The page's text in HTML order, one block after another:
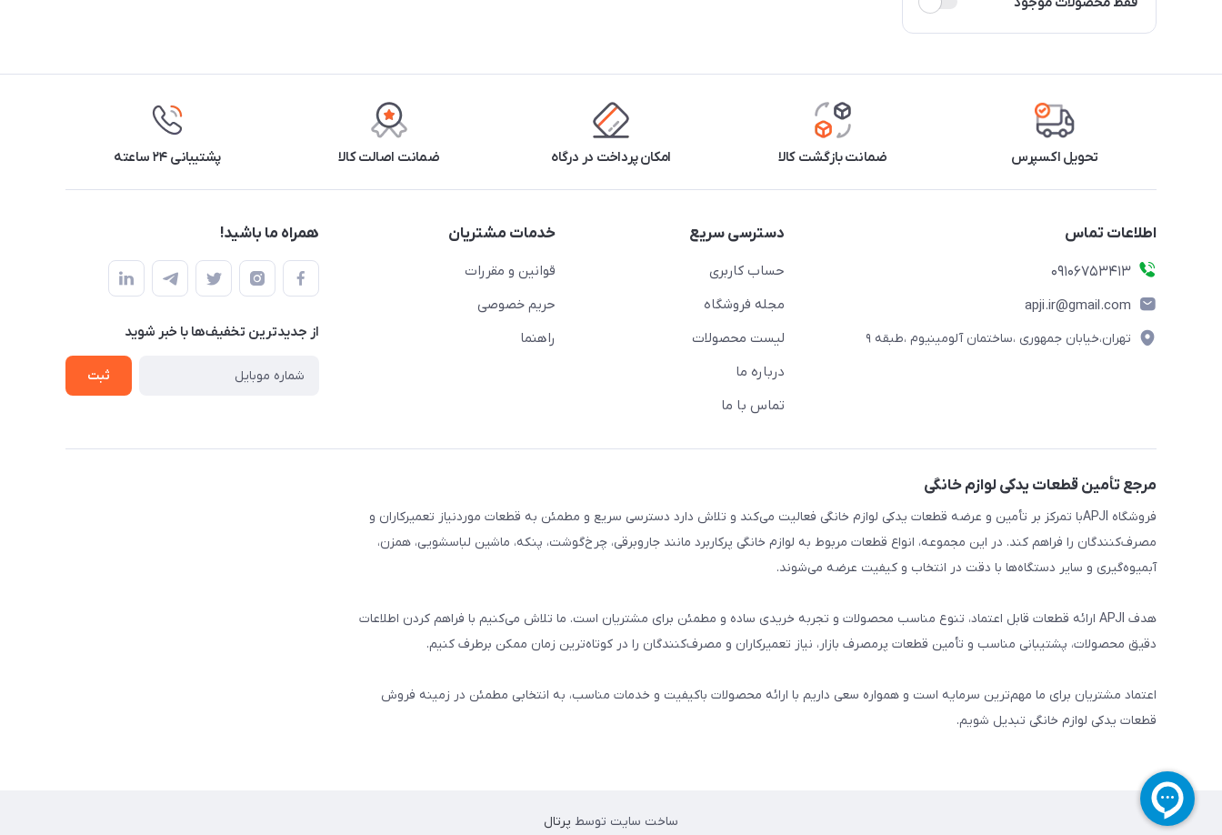
تحویل اکسپرس ضمانت بازگشت کالا امکان پرداخت در درگاه ضمانت اصالت کالا پشتیبانی ۲۴ ساعته
اطلاعات تماس
09106753413
apji.ir@gmail.com
تهران،خیابان جمهوری ،ساختمان آلومینیوم ،طبقه ۹
دسترسی سریع
حساب کاربری
مجله فروشگاه
لیست محصولات
درباره ما
تماس با ما
خدمات مشتریان
قوانین و مقررات
حریم خصوصی
راهنما
همراه ما باشید!
از جدید‌ترین تخفیف‌ها با‌ خبر شوید
ثبت
مرجع تأمین قطعات یدکی لوازم خانگی
فروشگاه APJIبا تمرکز بر تأمین و عرضه قطعات یدکی لوازم خانگی فعالیت می‌کند و تلاش دارد دسترسی سریع و مطمئن به قطعات موردنیاز تعمیرکاران و
مصرف‌کنندگان را فراهم کند. در این مجموعه، انواع قطعات مربوط به لوازم خانگی پرکاربرد مانند جاروبرقی، چرخ‌گوشت، پنکه، ماشین لباسشویی، همزن،
آبمیوه‌گیری و سایر دستگاه‌ها با دقت در انتخاب و کیفیت عرضه می‌شوند.
هدف APJI ارائه قطعات قابل اعتماد، تنوع مناسب محصولات و تجربه خریدی ساده و مطمئن برای مشتریان است. ما تلاش می‌کنیم با فراهم کردن اطلاعات
دقیق محصولات، پشتیبانی مناسب و تأمین قطعات پرمصرف بازار، نیاز تعمیرکاران و مصرف‌کنندگان را در کوتاه‌ترین زمان ممکن برطرف کنیم.
اعتماد مشتریان برای ما مهم‌ترین سرمایه است و همواره سعی داریم با ارائه محصولات باکیفیت و خدمات مناسب، به انتخابی مطمئن در زمینه فروش
قطعات یدکی لوازم خانگی تبدیل شویم.
ساخت سایت توسط پرتال